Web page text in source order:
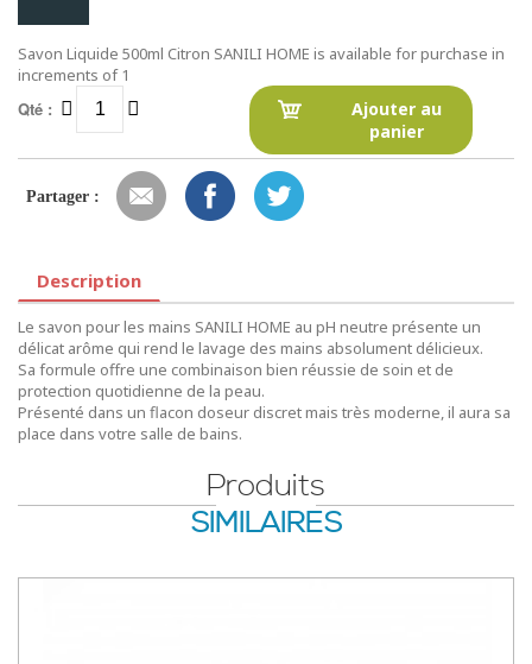
Savon Liquide 500ml Citron SANILI HOME is available for purchase in
increments of 1
Qté :
Ajouter au
panier
Partager :
Description
Le savon pour les mains SANILI HOME au pH neutre présente un
délicat arôme qui rend le lavage des mains absolument délicieux.
Sa formule offre une combinaison bien réussie de soin et de
protection quotidienne de la peau.
Présenté dans un flacon doseur discret mais très moderne, il aura sa
place dans votre salle de bains.
Produits
SIMILAIRES